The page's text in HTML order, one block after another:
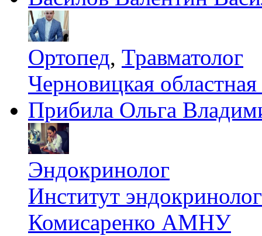
Ортопед, Травматолог
Черновицкая
Прибила Ольга
Эндокринолог
Институт
Комисаренко АМНУ